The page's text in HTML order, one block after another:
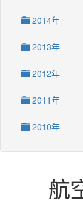
2014年
2013年
2012年
2011年
2010年
航